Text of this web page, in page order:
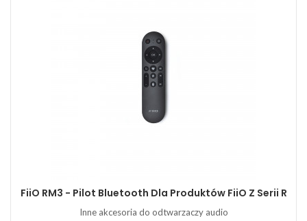
FiiO RM3 - Pilot Bluetooth Dla Produktów FiiO Z Serii R
Inne akcesoria do odtwarzaczy audio